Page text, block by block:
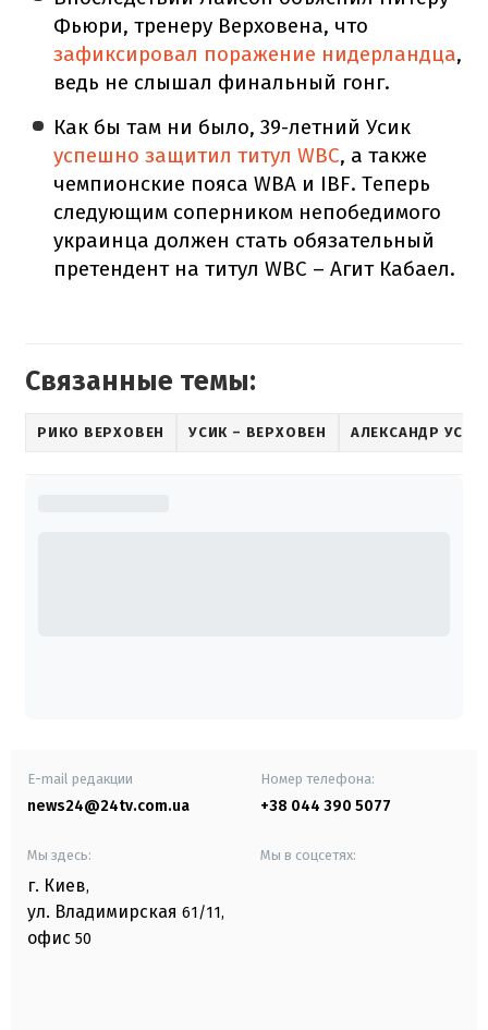
Фьюри, тренеру Верховена, что
зафиксировал поражение нидерландца,
ведь не слышал финальный гонг.
Как бы там ни было, 39-летний Усик
успешно защитил титул WBC, а также
чемпионские пояса WBA и IBF. Теперь
следующим соперником непобедимого
украинца должен стать обязательный
претендент на титул WBC – Агит Кабаел.
Связанные темы:
РИКО ВЕРХОВЕН УСИК – ВЕРХОВЕН АЛЕКСАНДР УСИК
E-mail редакции
news24@24tv.com.ua
Номер телефона:
+38 044 390 5077
Мы здесь:
г. Киев,
ул. Владимирская 61/11,
офис 50
Мы в соцсетях: